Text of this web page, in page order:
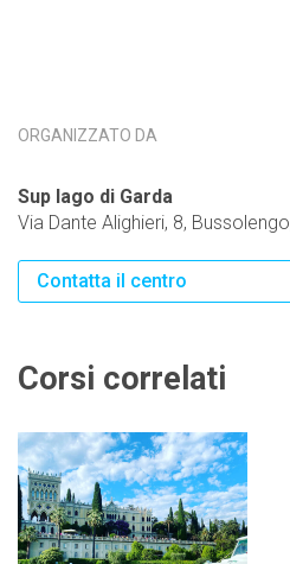
ORGANIZZATO DA
Sup lago di Garda
Via Dante Alighieri, 8,
Contatta il centro
Corsi correlati